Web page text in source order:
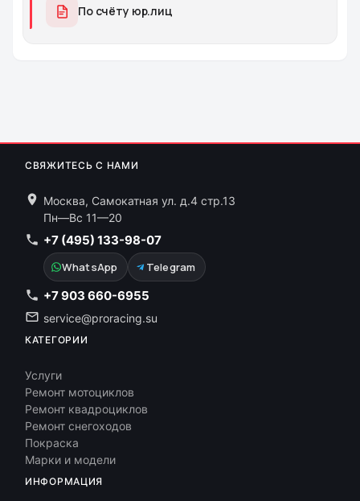
По счёту юр.лиц
СВЯЖИТЕСЬ С НАМИ
Москва, Самокатная ул. д.4 стр.13
Пн—Вс 11—20
+7 (495) 133-98-07
WhatsApp Telegram
+7 903 660-6955
service@proracing.su
КАТЕГОРИИ
Услуги
Ремонт мотоциклов
Ремонт квадроциклов
Ремонт снегоходов
Покраска
Марки и модели
ИНФОРМАЦИЯ